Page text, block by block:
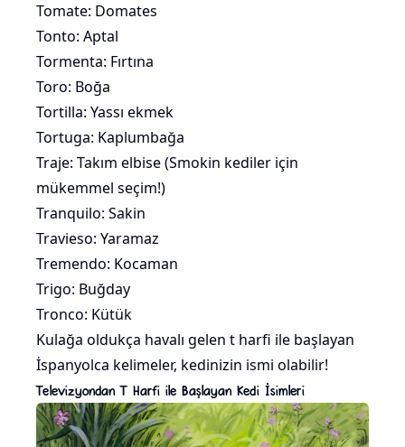
Tomate: Domates
Tonto: Aptal
Tormenta: Fırtına
Toro: Boğa
Tortilla: Yassı ekmek
Tortuga: Kaplumbağa
Traje: Takım elbise (Smokin kediler için
mükemmel seçim!)
Tranquilo: Sakin
Travieso: Yaramaz
Tremendo: Kocaman
Trigo: Buğday
Tronco: Kütük
Kulağa oldukça havalı gelen t harfi ile başlayan
İspanyolca kelimeler, kedinizin ismi olabilir!
Televizyondan T Harfi ile Başlayan Kedi İsimleri